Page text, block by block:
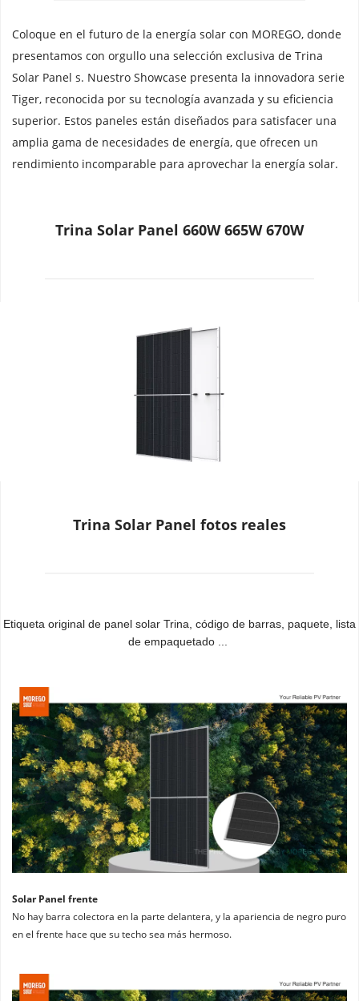
Coloque en el futuro de la energía solar con MOREGO, donde
presentamos con orgullo una selección exclusiva de Trina
Solar Panel s. Nuestro Showcase presenta la innovadora serie
Tiger, reconocida por su tecnología avanzada y su eficiencia
superior. Estos paneles están diseñados para satisfacer una
amplia gama de necesidades de energía, que ofrecen un
rendimiento incomparable para aprovechar la energía solar.
Trina Solar Panel 660W 665W 670W
Trina Solar Panel fotos reales
Etiqueta original de panel solar Trina, código de barras, paquete, lista
de empaquetado ...
Solar Panel frente
No hay barra colectora en la parte delantera, y la apariencia de negro puro
en el frente hace que su techo sea más hermoso.